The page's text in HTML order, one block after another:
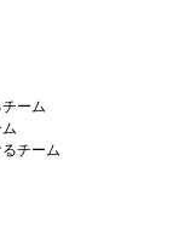
ーム
チーム